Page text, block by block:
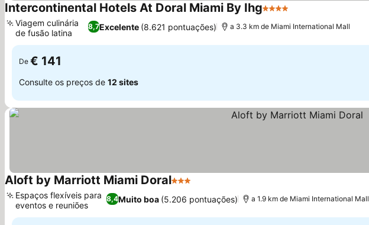
Intercontinental Hotels At Doral Miami By Ihg4 Estrelas
8,7Excelente (8.621 pontuações)
Viagem culinária
de fusão latina
a 3.3 km de Miami International Mall
De € 141
Consulte os preços de 12 sites
Aloft by Marriott Miami Doral3 Estrelas
8,4Muito boa (5.206 pontuações)
Espaços flexíveis para
eventos e reuniões
a 1.9 km de Miami International Mall